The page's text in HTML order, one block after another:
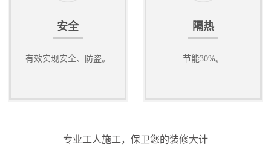
安全
有效实现安全、防盗。
隔热
节能30%。
专业工人施工，保卫您的装修大计